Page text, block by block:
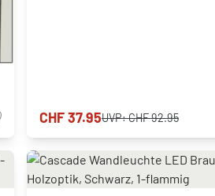
CHF 37.95UVP:CHF 92.95